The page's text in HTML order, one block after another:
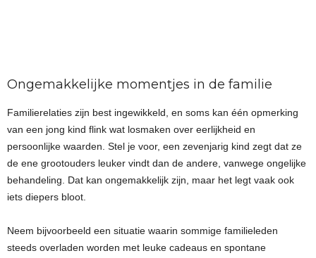
Ongemakkelijke momentjes in de familie
Familierelaties zijn best ingewikkeld, en soms kan één opmerking
van een jong kind flink wat losmaken over eerlijkheid en
persoonlijke waarden. Stel je voor, een zevenjarig kind zegt dat ze
de ene grootouders leuker vindt dan de andere, vanwege ongelijke
behandeling. Dat kan ongemakkelijk zijn, maar het legt vaak ook
iets diepers bloot.
Neem bijvoorbeeld een situatie waarin sommige familieleden
steeds overladen worden met leuke cadeaus en spontane